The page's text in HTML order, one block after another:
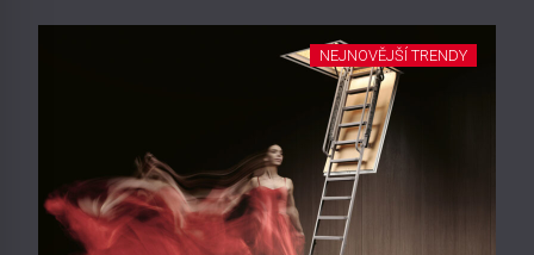
NEJNOVĚJŠÍ TRENDY